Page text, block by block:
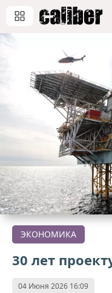
ЭКОНОМИКА
30 лет
04 Июня 2026 16:09